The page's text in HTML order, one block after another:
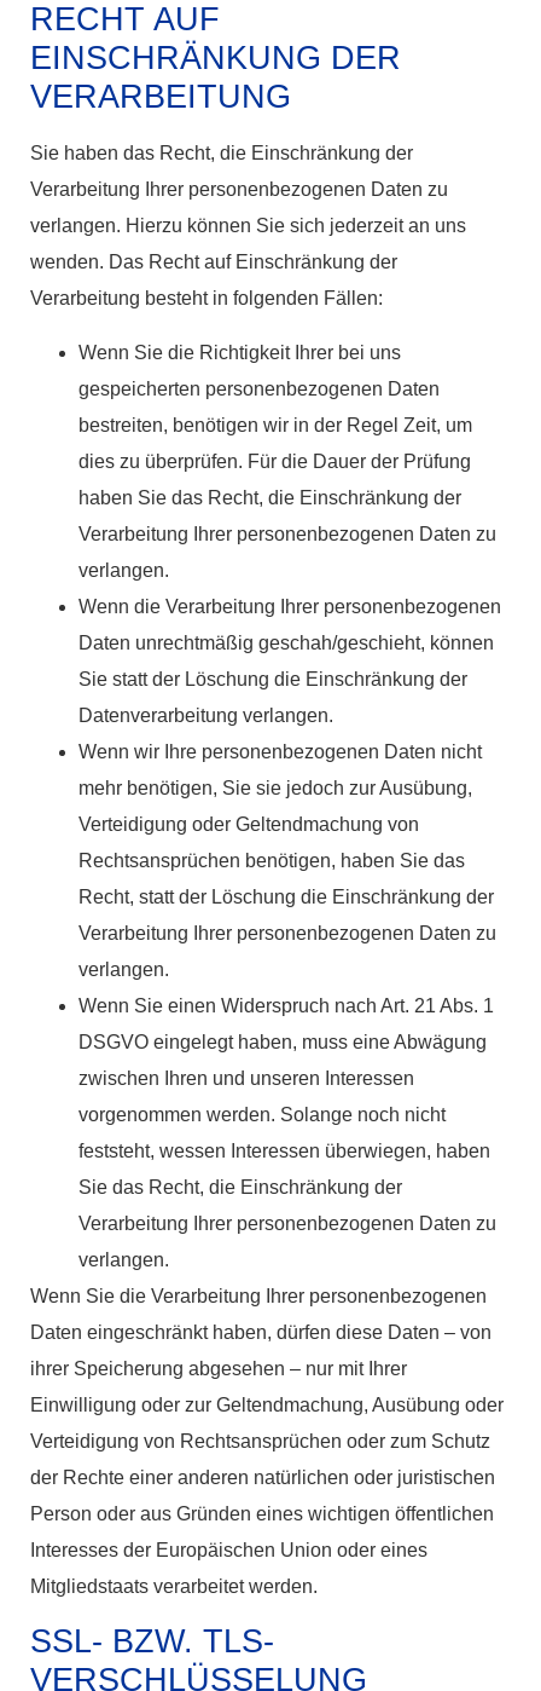
RECHT AUF
EINSCHRÄNKUNG DER
VERARBEITUNG
Sie haben das Recht, die Einschränkung der
Verarbeitung Ihrer personenbezogenen Daten zu
verlangen. Hierzu können Sie sich jederzeit an uns
wenden. Das Recht auf Einschränkung der
Verarbeitung besteht in folgenden Fällen:
Wenn Sie die Richtigkeit Ihrer bei uns
gespeicherten personenbezogenen Daten
bestreiten, benötigen wir in der Regel Zeit, um
dies zu überprüfen. Für die Dauer der Prüfung
haben Sie das Recht, die Einschränkung der
Verarbeitung Ihrer personenbezogenen Daten zu
verlangen.
Wenn die Verarbeitung Ihrer personenbezogenen
Daten unrechtmäßig geschah/geschieht, können
Sie statt der Löschung die Einschränkung der
Datenverarbeitung verlangen.
Wenn wir Ihre personenbezogenen Daten nicht
mehr benötigen, Sie sie jedoch zur Ausübung,
Verteidigung oder Geltendmachung von
Rechtsansprüchen benötigen, haben Sie das
Recht, statt der Löschung die Einschränkung der
Verarbeitung Ihrer personenbezogenen Daten zu
verlangen.
Wenn Sie einen Widerspruch nach Art. 21 Abs. 1
DSGVO eingelegt haben, muss eine Abwägung
zwischen Ihren und unseren Interessen
vorgenommen werden. Solange noch nicht
feststeht, wessen Interessen überwiegen, haben
Sie das Recht, die Einschränkung der
Verarbeitung Ihrer personenbezogenen Daten zu
verlangen.
Wenn Sie die Verarbeitung Ihrer personenbezogenen
Daten eingeschränkt haben, dürfen diese Daten – von
ihrer Speicherung abgesehen – nur mit Ihrer
Einwilligung oder zur Geltendmachung, Ausübung oder
Verteidigung von Rechtsansprüchen oder zum Schutz
der Rechte einer anderen natürlichen oder juristischen
Person oder aus Gründen eines wichtigen öffentlichen
Interesses der Europäischen Union oder eines
Mitgliedstaats verarbeitet werden.
SSL- BZW. TLS-
VERSCHLÜSSELUNG